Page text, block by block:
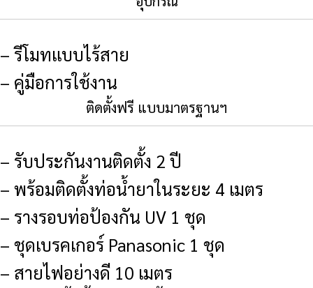
– รีโมทแบบไร้สาย
– คู่มือการใช้งาน
ติดตั้งฟรี แบบมาตรฐานฯ
– รับประกันงานติดตั้ง 2 ปี
– พร้อมติดตั้งท่อน้ำยาในระยะ 4 เมตร
– รางรอบท่อป้องกัน UV 1 ชุด
– ชุดเบรคเกอร์ Panasonic 1 ชุด
– สายไฟอย่างดี 10 เมตร